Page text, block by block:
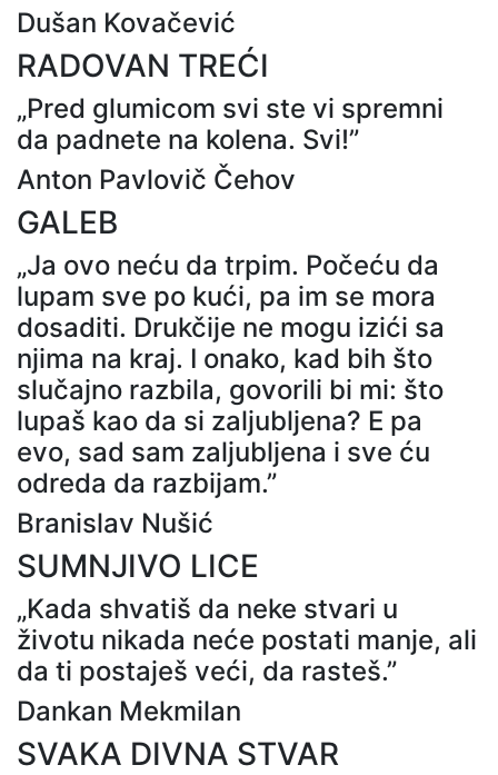
Dušan Kovačević
RADOVAN TREĆI
„Pred glumicom svi ste vi spremni
da padnete na kolena. Svi!”
Anton Pavlovič Čehov
GALEB
„Ja ovo neću da trpim. Počeću da
lupam sve po kući, pa im se mora
dosaditi. Drukčije ne mogu izići sa
njima na kraj. I onako, kad bih što
slučajno razbila, govorili bi mi: što
lupaš kao da si zaljubljena? E pa
evo, sad sam zaljubljena i sve ću
odreda da razbijam.”
Branislav Nušić
SUMNJIVO LICE
„Kada shvatiš da neke stvari u
životu nikada neće postati manje, ali
da ti postaješ veći, da rasteš.”
Dankan Mekmilan
SVAKA DIVNA STVAR